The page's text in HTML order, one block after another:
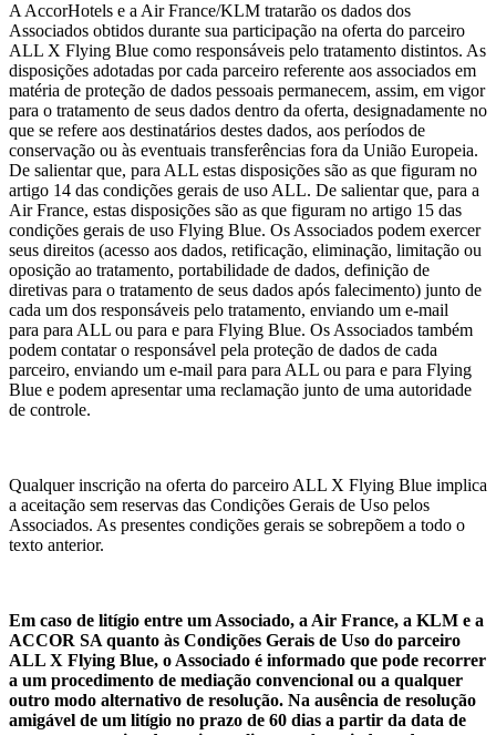
A AccorHotels e a Air France/KLM tratarão os dados dos
Associados obtidos durante sua participação na oferta do parceiro
ALL X Flying Blue como responsáveis pelo tratamento distintos. As
disposições adotadas por cada parceiro referente aos associados em
matéria de proteção de dados pessoais permanecem, assim, em vigor
para o tratamento de seus dados dentro da oferta, designadamente no
que se refere aos destinatários destes dados, aos períodos de
conservação ou às eventuais transferências fora da União Europeia.
De salientar que, para ALL estas disposições são as que figuram no
artigo 14 das condições gerais de uso ALL. De salientar que, para a
Air France, estas disposições são as que figuram no artigo 15 das
condições gerais de uso Flying Blue. Os Associados podem exercer
seus direitos (acesso aos dados, retificação, eliminação, limitação ou
oposição ao tratamento, portabilidade de dados, definição de
diretivas para o tratamento de seus dados após falecimento) junto de
cada um dos responsáveis pelo tratamento, enviando um e-mail
para para ALL ou para e para Flying Blue. Os Associados também
podem contatar o responsável pela proteção de dados de cada
parceiro, enviando um e-mail para para ALL ou para e para Flying
Blue e podem apresentar uma reclamação junto de uma autoridade
de controle.
Qualquer inscrição na oferta do parceiro ALL X Flying Blue implica
a aceitação sem reservas das Condições Gerais de Uso pelos
Associados. As presentes condições gerais se sobrepõem a todo o
texto anterior.
Em caso de litígio entre um Associado, a Air France, a KLM e a
ACCOR SA quanto às Condições Gerais de Uso do parceiro
ALL X Flying Blue, o Associado é informado que pode recorrer
a um procedimento de mediação convencional ou a qualquer
outro modo alternativo de resolução. Na ausência de resolução
amigável de um litígio no prazo de 60 dias a partir da data de